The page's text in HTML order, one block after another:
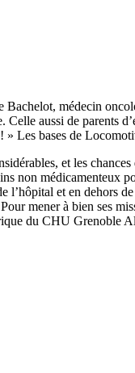
médecin
aussi de parents
» Les bases de
et les
non
l’hôpital et en dehors
mener à bien ses
du CHU Grenoble